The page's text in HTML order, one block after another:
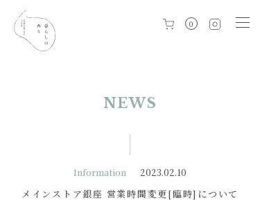
0
NEWS
Information 2023.02.10
メインストア銀座 営業時間変更[臨時]について